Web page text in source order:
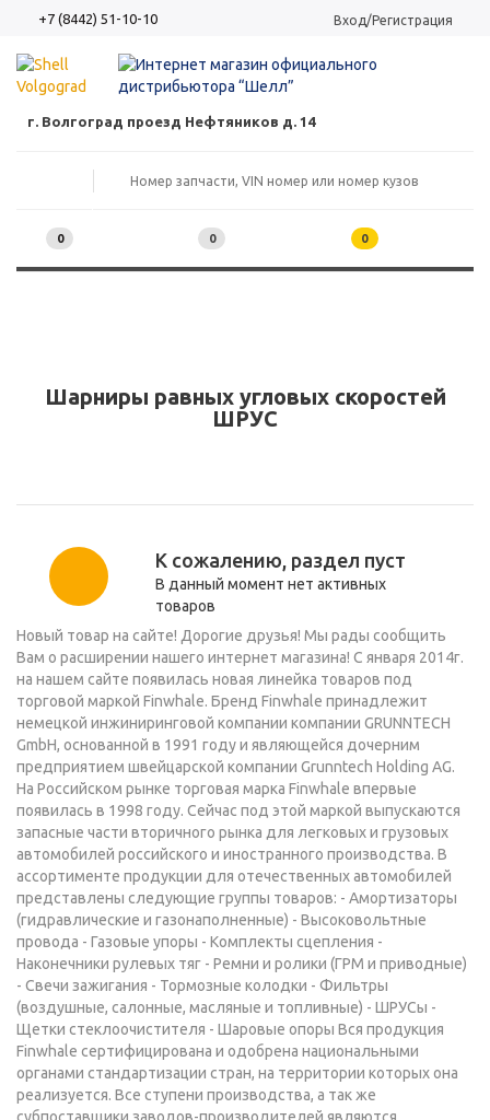
+7 (8442) 51-10-10 Вход/Регистрация
г. Волгоград проезд Нефтяников д. 14
0 0 0
Шарниры равных угловых скоростей
ШРУС
К сожалению, раздел пуст
В данный момент нет активных
товаров
Новый товар на сайте! Дорогие друзья! Мы рады сообщить
Вам о расширении нашего интернет магазина! С января 2014г.
на нашем сайте появилась новая линейка товаров под
торговой маркой Finwhale. Бренд Finwhale принадлежит
немецкой инжиниринговой компании компании GRUNNTECH
GmbH, основанной в 1991 году и являющейся дочерним
предприятием швейцарской компании Grunntech Holding AG.
На Российском рынке торговая марка Finwhale впервые
появилась в 1998 году. Сейчас под этой маркой выпускаются
запасные части вторичного рынка для легковых и грузовых
автомобилей российского и иностранного производства. В
ассортименте продукции для отечественных автомобилей
представлены следующие группы товаров: - Амортизаторы
(гидравлические и газонаполненные) - Высоковольтные
провода - Газовые упоры - Комплекты сцепления -
Наконечники рулевых тяг - Ремни и ролики (ГРМ и приводные)
- Свечи зажигания - Тормозные колодки - Фильтры
(воздушные, салонные, масляные и топливные) - ШРУСы -
Щетки стеклоочистителя - Шаровые опоры Вся продукция
Finwhale сертифицирована и одобрена национальными
органами стандартизации стран, на территории которых она
реализуется. Все ступени производства, а так же